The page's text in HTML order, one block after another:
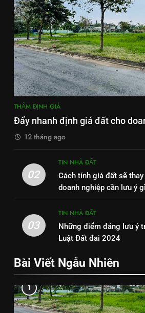
THẨM ĐỊNH GIÁ
Đẩy nhanh định giá đất cho
12 tháng ago
02
TIN NHÀ ĐẤT
Cách tính giá đất sẽ
doanh nghiệp cần lưu ý
03
TIN NHÀ ĐẤT
Những điểm đáng lưu ý
Luật Đất đai 2024
Bài Viết Ngẫu Nhiên
1